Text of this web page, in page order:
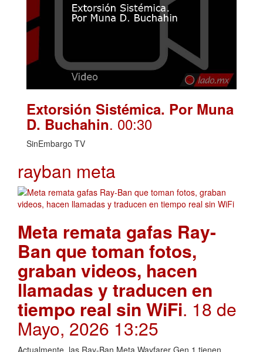
Extorsión Sistémica. Por Muna
D. Buchahin. 00:30
SinEmbargo TV
rayban meta
Meta remata gafas Ray-
Ban que toman fotos,
graban videos, hacen
llamadas y traducen en
tiempo real sin WiFi. 18 de
Mayo, 2026 13:25
Actualmente, las Ray-Ban Meta Wayfarer Gen 1 tienen